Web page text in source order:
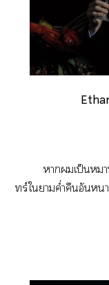
าเป็นหม
ทร์ใาค่ำคืนอัน